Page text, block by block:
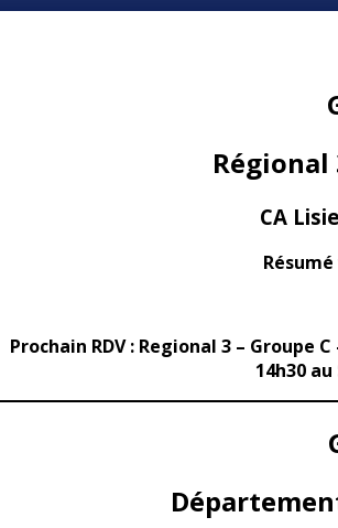
Régional
CA
Prochain RDV : Regional 3 – Groupe
14h30